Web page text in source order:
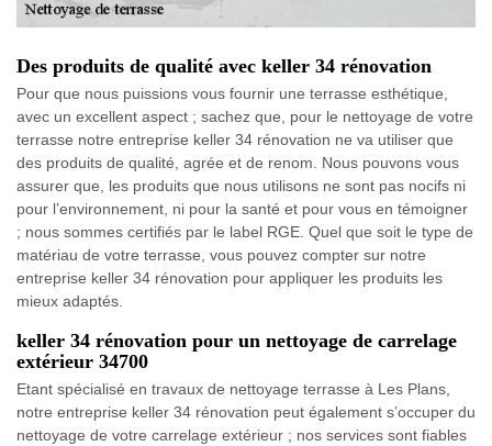
Des produits de qualité avec keller 34 rénovation
Pour que nous puissions vous fournir une terrasse esthétique,
avec un excellent aspect ; sachez que, pour le nettoyage de votre
terrasse notre entreprise keller 34 rénovation ne va utiliser que
des produits de qualité, agrée et de renom. Nous pouvons vous
assurer que, les produits que nous utilisons ne sont pas nocifs ni
pour l’environnement, ni pour la santé et pour vous en témoigner
; nous sommes certifiés par le label RGE. Quel que soit le type de
matériau de votre terrasse, vous pouvez compter sur notre
entreprise keller 34 rénovation pour appliquer les produits les
mieux adaptés.
keller 34 rénovation pour un nettoyage de carrelage
extérieur 34700
Etant spécialisé en travaux de nettoyage terrasse à Les Plans,
notre entreprise keller 34 rénovation peut également s’occuper du
nettoyage de votre carrelage extérieur ; nos services sont fiables